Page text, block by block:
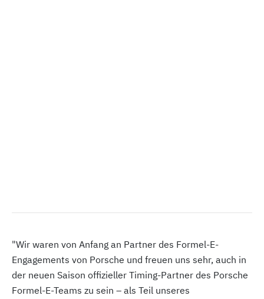
"Wir waren von Anfang an Partner des Formel-E-
Engagements von Porsche und freuen uns sehr, auch in
der neuen Saison offizieller Timing-Partner des Porsche
Formel-E-Teams zu sein – als Teil unseres